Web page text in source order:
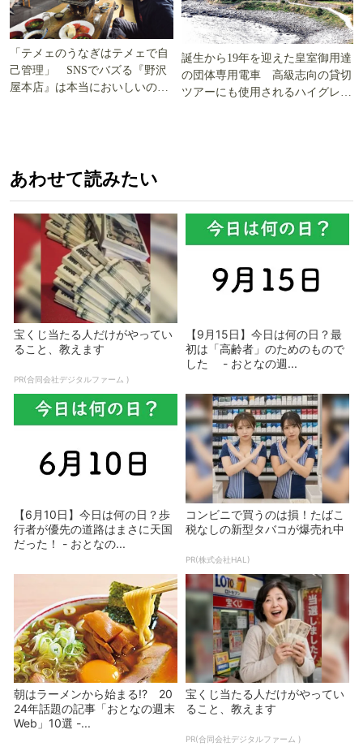
「テメェのうなぎはテメェで自
己管理」 SNSでバズる『野沢
屋本店』は本当においしいの
誕生から19年を迎えた皇室御用達
の団体専用電車 高級志向の貸切
ツアーにも使用されるハイグレー
あわせて読みたい
宝くじ当たる人だけがやってい
ること、教えます
PR(合同会社デジタルファーム )
【9月15日】今日は何の日？最
初は「高齢者」のためのもので
した - おとなの週...
【6月10日】今日は何の日？歩
行者が優先の道路はまさに天国
だった！ - おとなの...
コンビニで買うのは損！たばこ
税なしの新型タバコが爆売れ中
PR(株式会社HAL)
朝はラーメンから始まる!? 20
24年話題の記事「おとなの週末
Web」10選 -...
宝くじ当たる人だけがやってい
ること、教えます
PR(合同会社デジタルファーム )